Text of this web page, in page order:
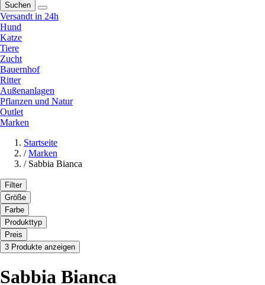
Suchen
Versandt in 24h
Hund
Katze
Tiere
Zucht
Bauernhof
Ritter
Außenanlagen
Pflanzen und Natur
Outlet
Marken
Startseite
/ Marken
/ Sabbia Bianca
Filter
Größe
Farbe
Produkttyp
Preis
3 Produkte anzeigen
Sabbia Bianca